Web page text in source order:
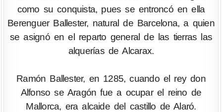
como su conquista, pues se entroncó en ella
Berenguer Ballester, natural de Barcelona, a quien
se asignó en el reparto general de las tierras las
alquerías de Alcarax.
Ramón Ballester, en 1285, cuando el rey don
Alfonso se Aragón fue a ocupar el reino de
Mallorca, era alcaide del castillo de Alaró.